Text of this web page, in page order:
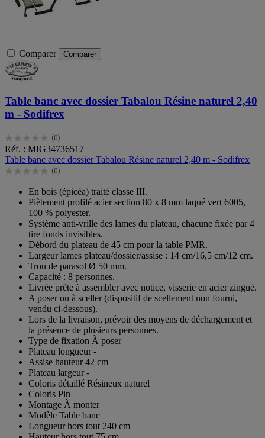
Comparer Comparer
Table banc avec dossier Tabalou Résine naturel 2,40
m - Sodifrex
(0)
0.0
sur
5
étoiles.
Réf. : MIG34736517
Table banc avec dossier Tabalou Résine naturel 2,40 m - Sodifrex
(0)
0.0
étoiles.
En bois (épicéa) traité classe III.
Piètement profilé acier section 80 x 8 mm laqué vert 6005,
100 % polyester.
Système anti-vrille des lames du plateau, chacune fixée par 4
tire fonds invisibles.
Débord du plateau de 45 cm pour la table PMR.
Largeur lames plateau/dossier/assise : 14 cm/16,5 cm/12 cm.
Trou de parasol Ø 50 mm.
Capacité : 8 personnes.
Livrée prête à assembler avec notice, visserie en acier zingué.
A poser ou à sceller (dispositif de scellement non fourni,
vendu ci-dessous).
Lors de la livraison, prévoir des moyens de déchargement et
la présence de plusieurs personnes.
Type de fixation À poser
Plateau longueur -
Assise hauteur 42 cm
Plateau largeur -
Coloris détaillé Résineux naturel
Coloris Pin
Montage À monter
Modèle Table banc
Longueur hors tout 240 cm